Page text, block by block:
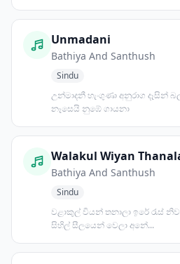
Unmadani
Bathiya And Santhush
Sindu
උන්මාදනී හැංගුණා අනුරාග දෑසින්
නෑසෙයි නුඹේ ගායනා
Bathiya And Santhush
Sindu
වළාකුල් වියන් තනාලා ඉරේ රැස්
සිහිල් සීලයෙන් වෙලා අනේ...